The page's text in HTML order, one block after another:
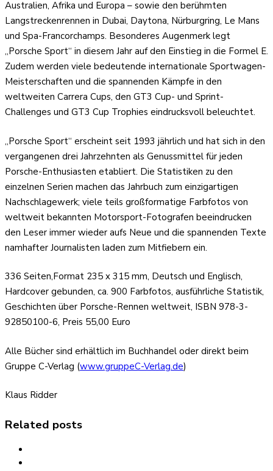
Australien, Afrika und Europa – sowie den berühmten
Langstreckenrennen in Dubai, Daytona, Nürburgring, Le Mans
und Spa-Francorchamps. Besonderes Augenmerk legt
„Porsche Sport“ in diesem Jahr auf den Einstieg in die Formel E.
Zudem werden viele bedeutende internationale Sportwagen-
Meisterschaften und die spannenden Kämpfe in den
weltweiten Carrera Cups, den GT3 Cup- und Sprint-
Challenges und GT3 Cup Trophies eindrucksvoll beleuchtet.
„Porsche Sport“ erscheint seit 1993 jährlich und hat sich in den
vergangenen drei Jahrzehnten als Genussmittel für jeden
Porsche-Enthusiasten etabliert. Die Statistiken zu den
einzelnen Serien machen das Jahrbuch zum einzigartigen
Nachschlagewerk; viele teils großformatige Farbfotos von
weltweit bekannten Motorsport-Fotografen beeindrucken
den Leser immer wieder aufs Neue und die spannenden Texte
namhafter Journalisten laden zum Mitfiebern ein.
336 Seiten,Format 235 x 315 mm, Deutsch und Englisch,
Hardcover gebunden, ca. 900 Farbfotos, ausführliche Statistik,
Geschichten über Porsche-Rennen weltweit, ISBN 978-3-
92850100-6, Preis 55,00 Euro
Alle Bücher sind erhältlich im Buchhandel oder direkt beim
Gruppe C-Verlag (www.gruppeC-Verlag.de)
Klaus Ridder
Related posts